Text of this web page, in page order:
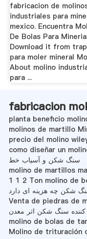
fabricacion de
industriales para
mexico. Encuentra
De Bolas Para
Download it from
para moler mineral
About molino
para ...
fabricacion
planta beneficio
molinos de martillo
precio del molino
como diseñar un
سنگ شکن و آسیاب خط
molino de martillos
1 1 2 Ton molino de
شکن چه هزینه ای دارد
Venta de piedras de
molino de bolas de
Molino de trituración